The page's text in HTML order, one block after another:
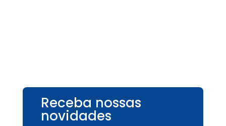
Receba nossas
novidades